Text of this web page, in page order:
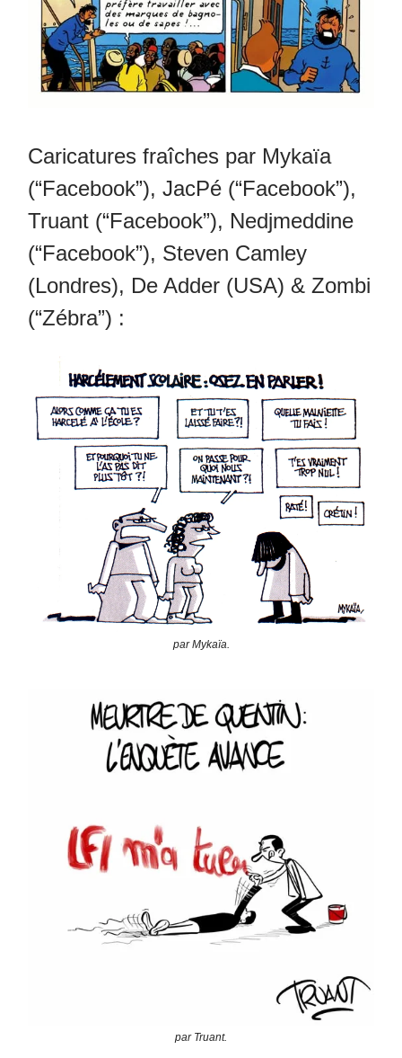
Caricatures fraîches par Mykaïa
(“Facebook”), JacPé (“Facebook”),
Truant (“Facebook”), Nedjmeddine
(“Facebook”), Steven Camley
(Londres), De Adder (USA) & Zombi
(“Zébra”) :
par Mykaïa.
par Truant.